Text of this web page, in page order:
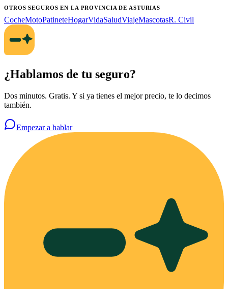
OTROS SEGUROSEN LA PROVINCIA DE ASTURIAS
CocheMotoPatineteHogarVidaSaludViajeMascotasR. Civil
¿Hablamos de tu seguro?
Dos minutos. Gratis. Y si ya tienes el mejor precio, te lo decimos
también.
Empezar a hablar